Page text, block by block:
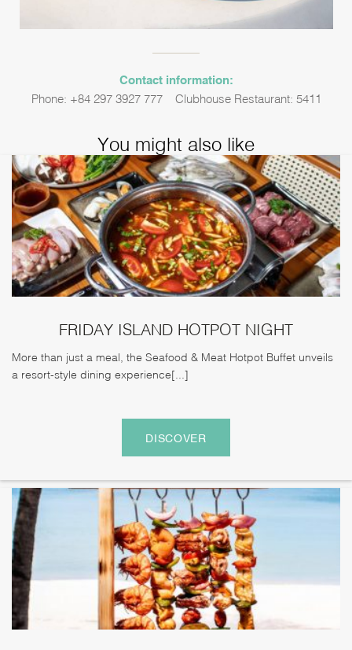
Contact information:
Phone: +84 297 3927 777 – Clubhouse Restaurant: 5411
You might also like
FRIDAY ISLAND HOTPOT NIGHT
More than just a meal, the Seafood & Meat Hotpot Buffet unveils
a resort-style dining experience[...]
DISCOVER